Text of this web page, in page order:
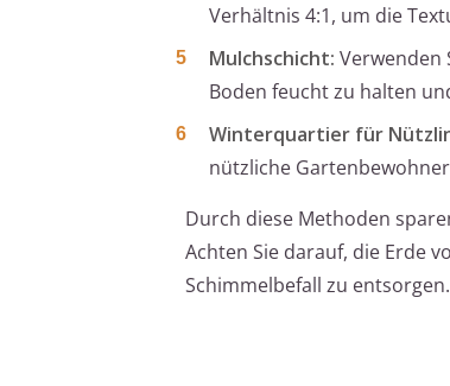
Verhältnis 4:1, um die
Mulchschicht: Verwenden
Boden feucht zu halten
Winterquartier für
nützliche
Durch diese Methoden
Achten Sie darauf, die Erde
Schimmelbefall zu entsorgen.